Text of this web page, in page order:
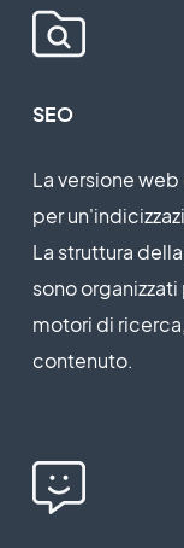
SEO
La versione
per
La struttura
sono
motori di
contenuto.